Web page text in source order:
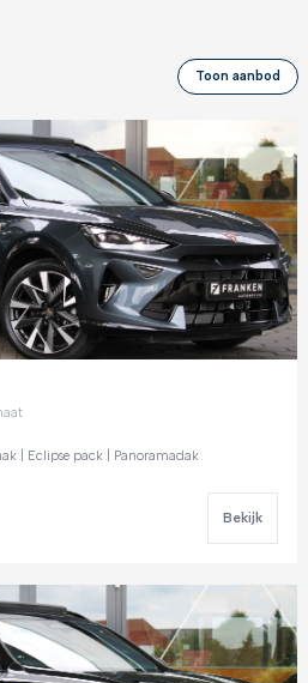
Toon aanbod
| Eclipse pack | Panoramadak
Bekijk